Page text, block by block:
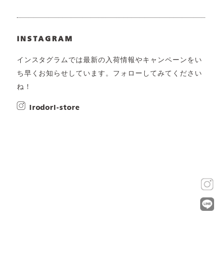
INSTAGRAM
インスタグラムでは最新の入荷情報やキャンペーンをい
ち早くお知らせしています。フォローしてみてください
ね！
irodori-store